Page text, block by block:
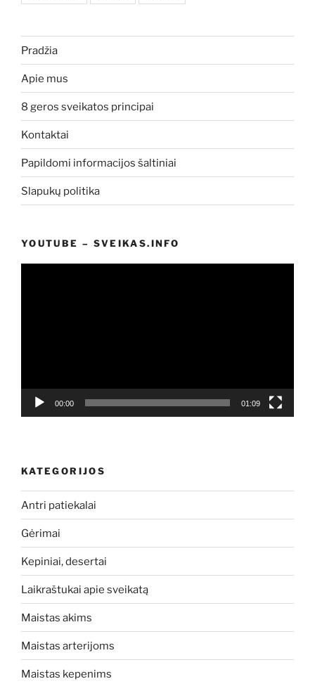
Pradžia
Apie mus
8 geros sveikatos principai
Kontaktai
Papildomi informacijos šaltiniai
Slapukų politika
YOUTUBE – SVEIKAS.INFO
00:00 01:09
KATEGORIJOS
Antri patiekalai
Gėrimai
Kepiniai, desertai
Laikraštukai apie sveikatą
Maistas akims
Maistas arterijoms
Maistas kepenims